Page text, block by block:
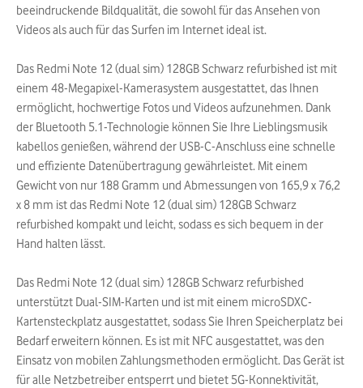
beeindruckende Bildqualität, die sowohl für das Ansehen von
Videos als auch für das Surfen im Internet ideal ist.
Das Redmi Note 12 (dual sim) 128GB Schwarz refurbished ist mit
einem 48-Megapixel-Kamerasystem ausgestattet, das Ihnen
ermöglicht, hochwertige Fotos und Videos aufzunehmen. Dank
der Bluetooth 5.1-Technologie können Sie Ihre Lieblingsmusik
kabellos genießen, während der USB-C-Anschluss eine schnelle
und effiziente Datenübertragung gewährleistet. Mit einem
Gewicht von nur 188 Gramm und Abmessungen von 165,9 x 76,2
x 8 mm ist das Redmi Note 12 (dual sim) 128GB Schwarz
refurbished kompakt und leicht, sodass es sich bequem in der
Hand halten lässt.
Das Redmi Note 12 (dual sim) 128GB Schwarz refurbished
unterstützt Dual-SIM-Karten und ist mit einem microSDXC-
Kartensteckplatz ausgestattet, sodass Sie Ihren Speicherplatz bei
Bedarf erweitern können. Es ist mit NFC ausgestattet, was den
Einsatz von mobilen Zahlungsmethoden ermöglicht. Das Gerät ist
für alle Netzbetreiber entsperrt und bietet 5G-Konnektivität,